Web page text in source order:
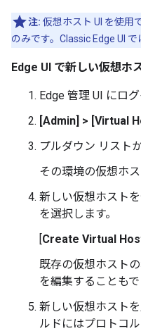
注: 仮想ホスト UI を使用
のみです。Classic Edge UI で
Edge UI で新しい仮想ホ
Edge 管理 UI にログ
[Admin] > [Virtual
プルダウン リスト
その環境の仮想ホ
新しい仮想ホスト
を選択します。
[Create Virtual
既存の仮想ホスト
を編集することもで
新しい仮想ホスト
ルドにはプロトコ